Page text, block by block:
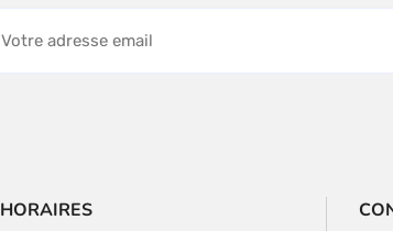
page
HORAIRES